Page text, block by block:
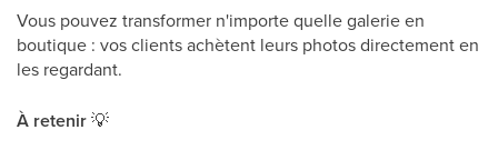
Vous pouvez transformer n'importe quelle galerie en
boutique : vos clients achètent leurs photos directement en
les regardant.
À retenir💡